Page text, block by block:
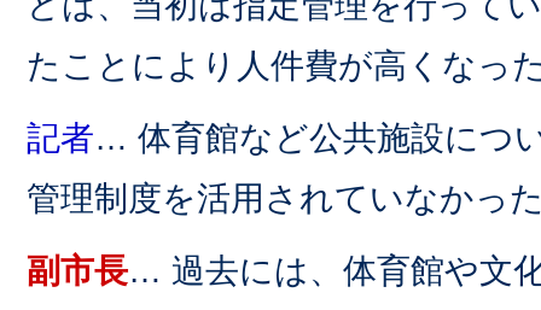
たことにより人件費が高くなっ
記者… 体育館など公共施設につ
管理制度を活用されていなかっ
副市長… 過去には、体育館や文